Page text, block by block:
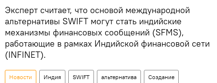
Эксперт считает, что основой международной
альтернативы SWIFT могут стать индийские
механизмы финансовых сообщений (SFMS),
работающие в рамках Индийской финансовой сети
(INFINET).
Новости Индия SWIFT альтернатива Создание